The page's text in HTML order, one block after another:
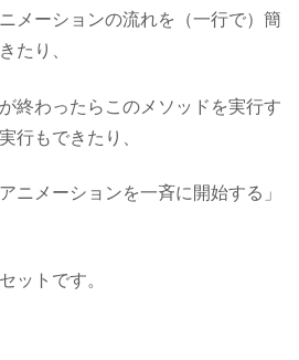
メーションの流れを（一行で）簡
たり、
終わったらこのメソッドを実行す
行もできたり、
ニメーションを一斉に開始する」
ット です。